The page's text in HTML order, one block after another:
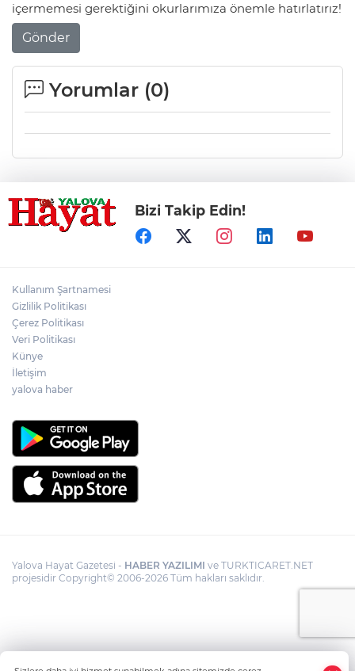
içermemesi gerektiğini okurlarımıza önemle hatırlatırız!
Gönder
Yorumlar (0)
Bizi Takip Edin!
Kullanım Şartnamesi
Gizlilik Politikası
Çerez Politikası
Veri Politikası
Künye
İletişim
yalova haber
Yalova Hayat Gazetesi - HABER YAZILIMI ve TURKTICARET.NET
projesidir Copyright© 2006-2026 Tüm hakları saklıdır.